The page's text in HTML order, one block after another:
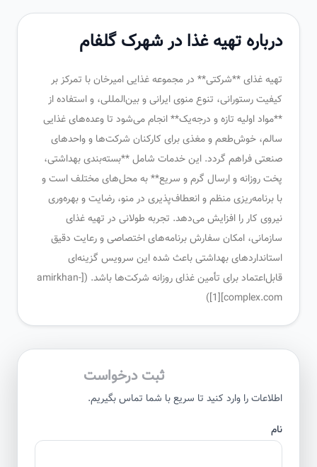
درباره تهیه غذا در شهرک گلفام
تهیه غذای **شرکتی** در مجموعه غذایی امیرخان با تمرکز بر
کیفیت رستورانی، تنوع منوی ایرانی و بین‌المللی، و استفاده از
**مواد اولیه تازه و درجه‌یک** انجام می‌شود تا وعده‌های غذایی
سالم، خوش‌طعم و مغذی برای کارکنان شرکت‌ها و واحدهای
صنعتی فراهم گردد. این خدمات شامل **بسته‌بندی بهداشتی،
پخت روزانه و ارسال گرم و سریع** به محل‌های مختلف است و
با برنامه‌ریزی منظم و انعطاف‌پذیری در منو، رضایت و بهره‌وری
نیروی کار را افزایش می‌دهد. تجربه طولانی در تهیه غذای
سازمانی، امکان سفارش برنامه‌های اختصاصی و رعایت دقیق
استانداردهای بهداشتی باعث شده این سرویس گزینه‌ای
قابل‌اعتماد برای تأمین غذای روزانه شرکت‌ها باشد. ([amirkhan-
complex.com][1])
ثبت درخواست
اطلاعات را وارد کنید تا سریع با شما تماس بگیریم.